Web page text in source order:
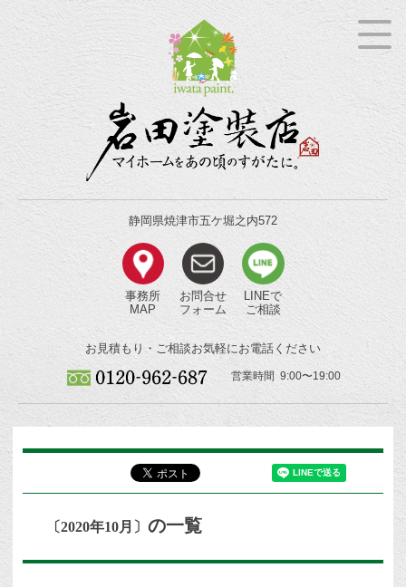
静岡県焼津市五ケ堀之内572
事務所
MAP
お問合せ
フォーム
LINEで
ご相談
お見積もり・ご相談お気軽にお電話ください
営業時間 9:00〜19:00
〔2020年10月〕の一覧